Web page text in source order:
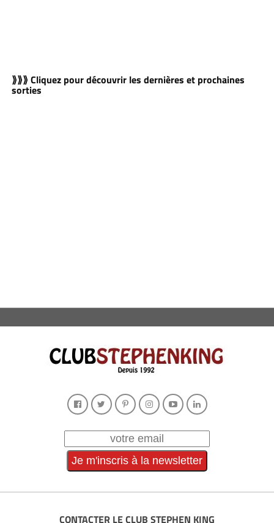
⟫⟫⟫ Cliquez pour découvrir les dernières et prochaines
sorties
CONTACTER LE CLUB STEPHEN KING